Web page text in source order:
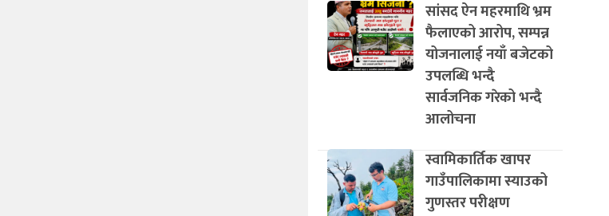
सांसद ऐन महरमाथि भ्रम
फैलाएको आरोप, सम्पन्न
योजनालाई नयाँ बजेटको
उपलब्धि भन्दै
सार्वजनिक गरेको भन्दै
आलोचना
स्वामिकार्तिक खापर
गाउँपालिकामा स्याउको
गुणस्तर परीक्षण